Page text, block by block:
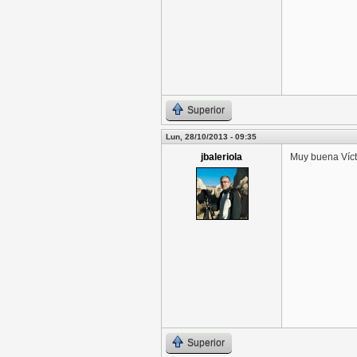
Superior
Lun, 28/10/2013 - 09:35
jbaleriola Muy buena
Superior